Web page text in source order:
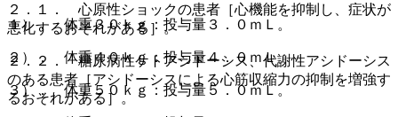
２．１． 心原性ショックの患者［心機能を抑制し、症状が
悪化するおそれがある］。
２．２． 糖尿病性ケトアシドーシス、代謝性アシドーシス
のある患者［アシドーシスによる心筋収縮力の抑制を増強す
るおそれがある］。
１）． 体重３０ｋｇ：投与量３．０ｍＬ。
２）． 体重４０ｋｇ：投与量４．０ｍＬ。
３）． 体重５０ｋｇ：投与量５．０ｍＬ。